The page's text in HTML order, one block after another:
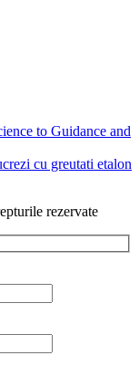
to Guidance and
cu greutati etalon
rezervate